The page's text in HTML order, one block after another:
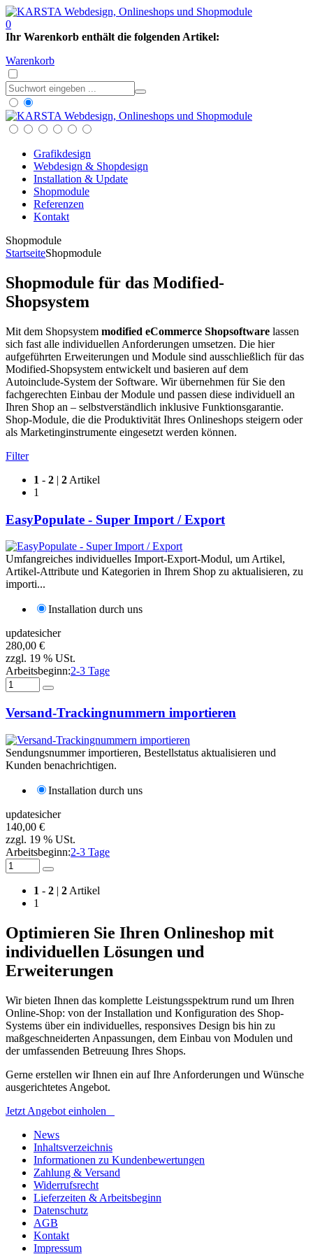
0
Ihr Warenkorb enthält die folgenden Artikel:
Warenkorb
Grafikdesign
Webdesign & Shopdesign
Installation & Update
Shopmodule
Referenzen
Kontakt
Shopmodule
StartseiteShopmodule
Shopmodule für das Modified-
Shopsystem
Mit dem Shopsystem modified eCommerce Shopsoftware lassen
sich fast alle individuellen Anforderungen umsetzen. Die hier
aufgeführten Erweiterungen und Module sind ausschließlich für das
Modified-Shopsystem entwickelt und basieren auf dem
Autoinclude-System der Software. Wir übernehmen für Sie den
fachgerechten Einbau der Module und passen diese individuell an
Ihren Shop an – selbstverständlich inklusive Funktionsgarantie.
Shop-Module, die die Produktivität Ihres Onlineshops steigern oder
als Marketinginstrumente eingesetzt werden können.
Filter
1 - 2 | 2 Artikel
1
EasyPopulate - Super Import / Export
Umfangreiches individuelles Import-Export-Modul, um Artikel,
Artikel-Attribute und Kategorien in Ihrem Shop zu aktualisieren, zu
importi...
Installation durch uns
updatesicher
280,00 €
zzgl. 19 % USt.
Arbeitsbeginn:2-3 Tage
Versand-Trackingnummern importieren
Sendungsnummer importieren, Bestellstatus aktualisieren und
Kunden benachrichtigen.
Installation durch uns
updatesicher
140,00 €
zzgl. 19 % USt.
Arbeitsbeginn:2-3 Tage
1 - 2 | 2 Artikel
1
Optimieren Sie Ihren Onlineshop mit
individuellen Lösungen und
Erweiterungen
Wir bieten Ihnen das komplette Leistungsspektrum rund um Ihren
Online-Shop: von der Installation und Konfiguration des Shop-
Systems über ein individuelles, responsives Design bis hin zu
maßgeschneiderten Anpassungen, dem Einbau von Modulen und
der umfassenden Betreuung Ihres Shops.
Gerne erstellen wir Ihnen ein auf Ihre Anforderungen und Wünsche
ausgerichtetes Angebot.
Jetzt Angebot einholen
News
Inhaltsverzeichnis
Informationen zu Kundenbewertungen
Zahlung & Versand
Widerrufsrecht
Lieferzeiten & Arbeitsbeginn
Datenschutz
AGB
Kontakt
Impressum